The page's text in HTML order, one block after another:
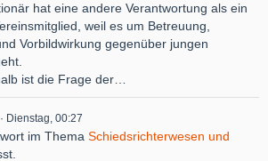
hat eine andere Verantwortung als ein
weil es um Betreuung,
Vorbildwirkung gegenüber jungen
ist die Frage der…
Dienstag, 00:27
im Thema Schiedsrichterwesen und